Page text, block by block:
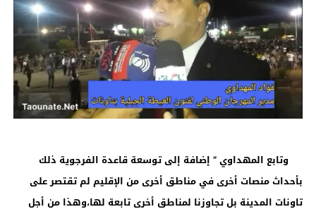
وتابع المهداوي ” إضافة إلى توسعة قاعدة الفرجوية ذلك
بأحداث منصات أخرى في مناطق أخرى من الإقليم لم تقتصر على
تاونات المدينة بل تجاوزنا لمناطق أخرى تابعة لها،وهذا من أجل